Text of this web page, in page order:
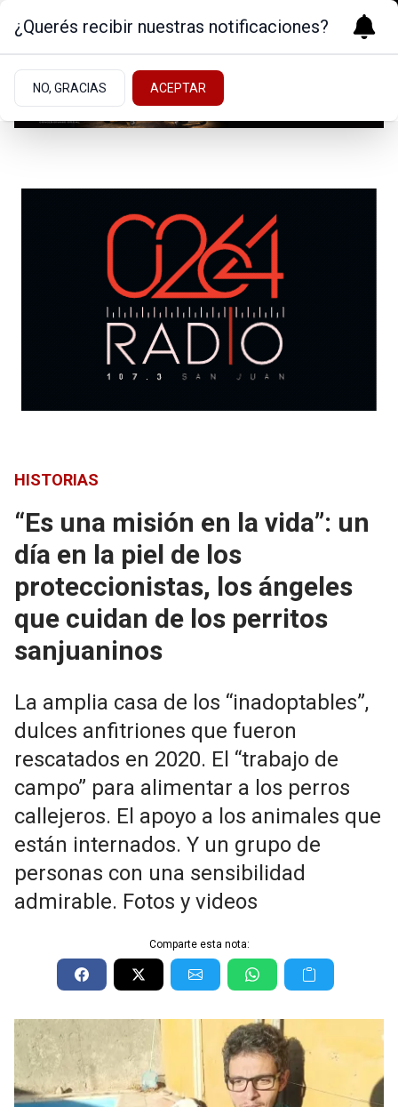
HISTORIAS
“Es una misión en la vida”: un
día en la piel de los
proteccionistas, los ángeles
que cuidan de los perritos
sanjuaninos
La amplia casa de los “inadoptables”,
dulces anfitriones que fueron
rescatados en 2020. El “trabajo de
campo” para alimentar a los perros
callejeros. El apoyo a los animales que
están internados. Y un grupo de
personas con una sensibilidad
admirable. Fotos y videos
Comparte esta nota:
¿Querés recibir nuestras notificaciones?
NO, GRACIAS ACEPTAR